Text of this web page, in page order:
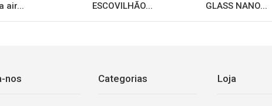
air... ESCOVILHÃO... GLASS NANO...
nos Categorias Loja